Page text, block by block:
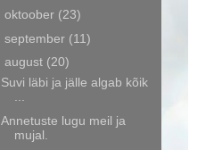
oktoober (23)
september (11)
august (20)
Suvi läbi ja jälle algab kõik
Annetuste lugu meil ja
mujal.